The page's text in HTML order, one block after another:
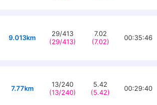
9.013km
29/413
(29/413)
7.02
(7.02)
00:35:46
7.77km
13/240
(13/240)
5.42
(5.42)
00:29:40